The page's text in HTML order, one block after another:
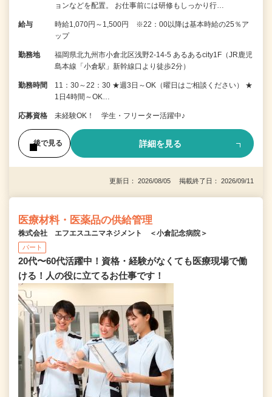
ョンなどを配置。 お仕事前には研修もしっかり行…
給与
時給1,070円～1,500円 ※22：00以降は基本時給の25％ア
ップ
勤務地
福岡県北九州市小倉北区浅野2-14-5 あるあるcity1F（JR鹿児
島本線「小倉駅」新幹線口より徒歩2分）
勤務時間
11：30～22：30 ★週3日～OK（曜日はご相談ください） ★
1日4時間～OK…
応募資格 未経験OK！ 学生・フリーター活躍中♪
後で見る 詳細を見る
更新日： 2026/08/05 掲載終了日： 2026/09/11
医療材料・医薬品の供給管理
株式会社 エフエスユニマネジメント ＜小倉記念病院＞
パート
20代〜60代活躍中！資格・経験がなくても医療現場で働
ける！人の役に立てるお仕事です！